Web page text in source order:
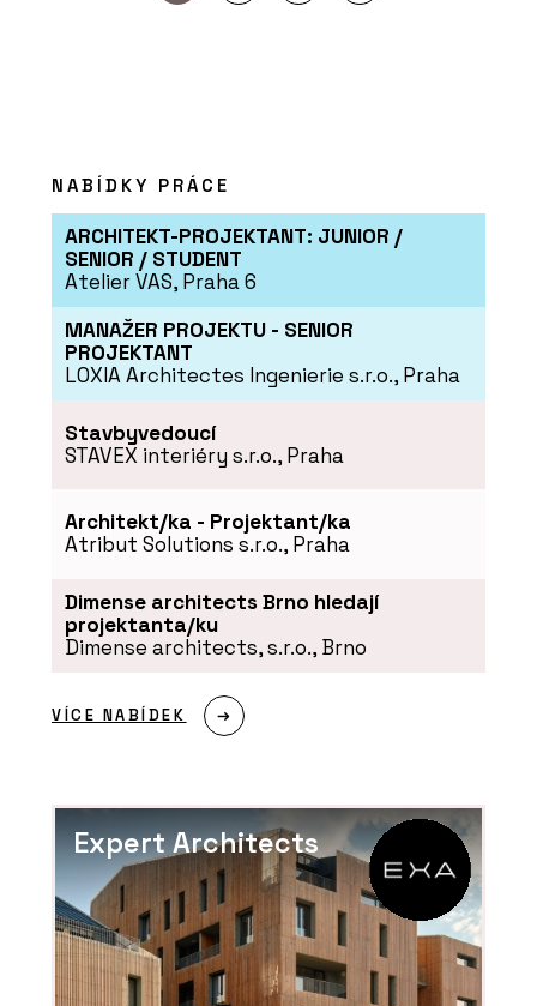
NABÍDKY PRÁCE
ARCHITEKT-PROJEKTANT: JUNIOR /
SENIOR / STUDENT
Atelier VAS, Praha 6
MANAŽER PROJEKTU - SENIOR
PROJEKTANT
LOXIA Architectes Ingenierie s.r.o., Praha
Stavbyvedoucí
STAVEX interiéry s.r.o., Praha
Architekt/ka - Projektant/ka
Atribut Solutions s.r.o., Praha
Dimense architects Brno hledají
projektanta/ku
Dimense architects, s.r.o., Brno
VÍCE NABÍDEK
Expert Architects